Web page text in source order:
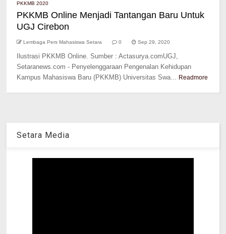
PKKMB 2020
PKKMB Online Menjadi Tantangan Baru Untuk
UGJ Cirebon
Lembaga Pers Mahasiswa Setara 0 Sep 29, 2020
Ilustrasi PKKMB Online. Sumber : Actasurya.comUGJ,
Setaranews.com - Penyelenggaraan Pengenalan Kehidupan
Kampus Mahasiswa Baru (PKKMB) Universitas Swa... Readmore
Setara Media